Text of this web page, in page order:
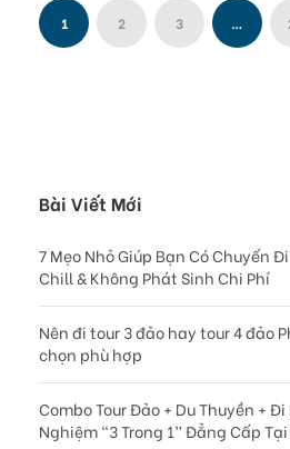
1 2 3 …
Bài Viết Mới
7 Mẹo Nhỏ Giúp Bạn Có Chuyến
Chill & Không Phát Sinh Chi Phí
Nên đi tour 3 đảo hay tour 4 đảo
chọn phù hợp
Combo Tour Đảo + Du Thuyền +
Nghiệm “3 Trong 1” Đẳng Cấp